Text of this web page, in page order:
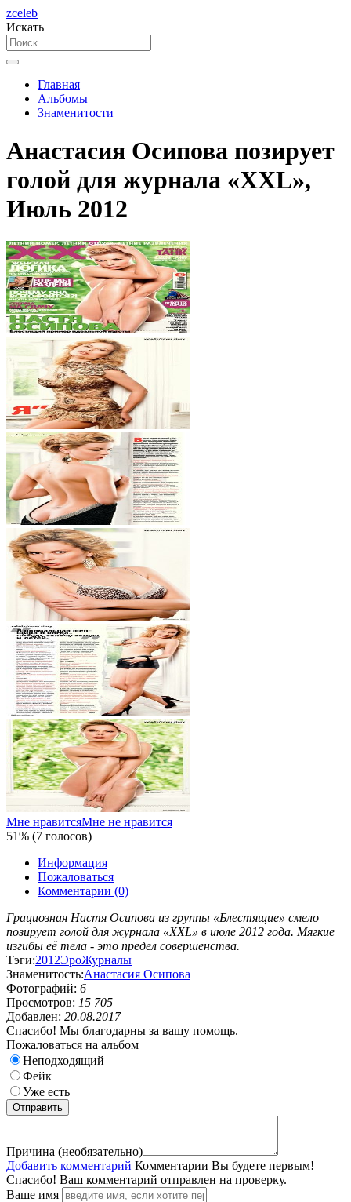
zceleb
Искать
Главная
Альбомы
Знаменитости
Анастасия Осипова позирует
голой для журнала «XXL»,
Июль 2012
Мне нравитсяМне не нравится
51% (7 голосов)
Информация
Пожаловаться
Комментарии (0)
Грациозная Настя Осипова из группы «Блестящие» смело
позирует голой для журнала «XXL» в июле 2012 года. Мягкие
изгибы её тела - это предел совершенства.
Тэги:2012ЭроЖурналы
Знаменитость:Анастасия Осипова
Фотографий: 6
Просмотров: 15 705
Добавлен: 20.08.2017
Спасибо! Мы благодарны за вашу помощь.
Пожаловаться на альбом
Неподходящий
Фейк
Уже есть
Причина (необязательно)
Добавить комментарий Комментарии Вы будете первым!
Спасибо! Ваш комментарий отправлен на проверку.
Ваше имя